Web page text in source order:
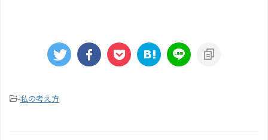
-私の考え方